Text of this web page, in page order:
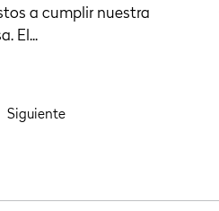
a cumplir nuestra
El...
Siguiente